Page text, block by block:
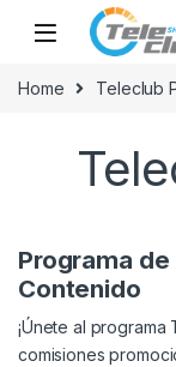
Skip to navigation
Skip to content
Home Teleclub
Programa
Contenido
¡Únete al
comisiones